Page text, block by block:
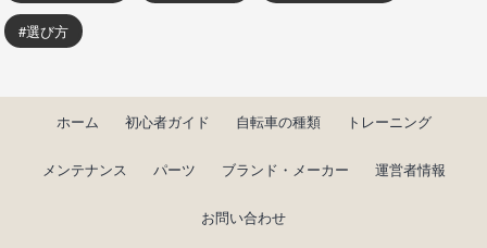
選び方
ホーム 初心者ガイド 自転車の種類 トレーニング
メンテナンス パーツ ブランド・メーカー 運営者情報
お問い合わせ